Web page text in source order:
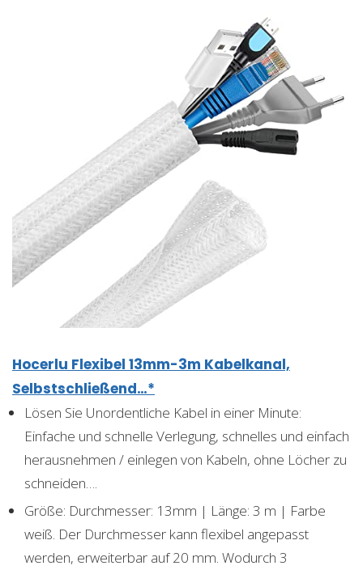
Hocerlu Flexibel 13mm-3m Kabelkanal,
Selbstschließend…*
Lösen Sie Unordentliche Kabel in einer Minute:
Einfache und schnelle Verlegung, schnelles und einfach
herausnehmen / einlegen von Kabeln, ohne Löcher zu
schneiden….
Größe: Durchmesser: 13mm | Länge: 3 m | Farbe
weiß. Der Durchmesser kann flexibel angepasst
werden, erweiterbar auf 20 mm. Wodurch 3